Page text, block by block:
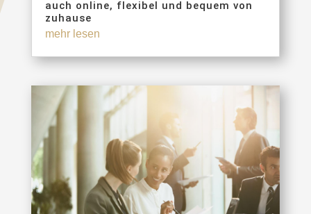
auch online, flexibel und bequem von
zuhause
mehr lesen